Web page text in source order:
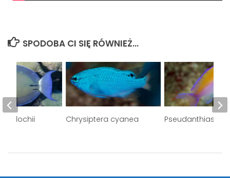
SPODOBA CI SIĘ RÓWNIEŻ...
Chrysiptera cyanea Pseudanthias
blochii